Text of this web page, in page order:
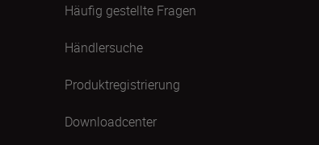
Häufig gestellte Fragen
Händlersuche
Produktregistrierung
Downloadcenter